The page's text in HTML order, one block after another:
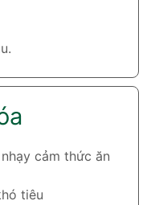
cảm thức ăn
tiêu